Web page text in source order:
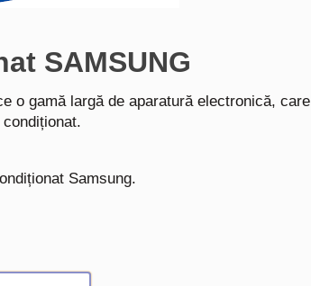
SAMSUNG
o gamă largă de aparatură electronică, care
Samsung.